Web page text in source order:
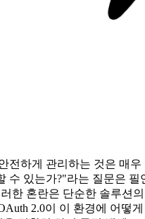
전하게 관리하는 것은 매
있는가?"라는 질문은
한 혼란은 단순한 솔루션
2.0이 이 환경에 어